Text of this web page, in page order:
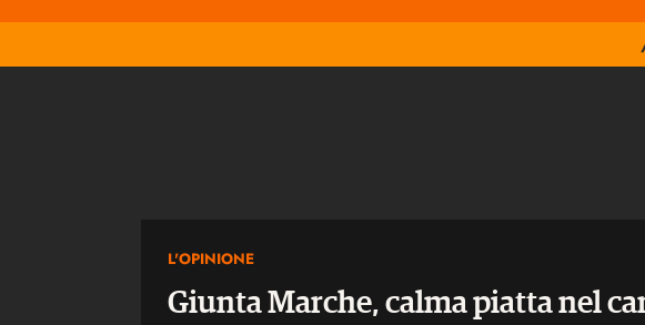
L'OPINIONE
Giunta Marche, calma piatta nel